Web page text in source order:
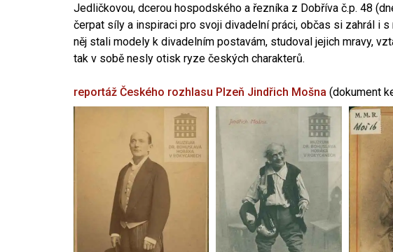
Jedličkovou, dcerou hospodského a řezníka z Dobříva č.p. 48
čerpat síly a inspiraci pro svoji divadelní práci, občas si zahrál i
něj stali modely k divadelním postavám, studoval jejich mravy,
tak v sobě nesly otisk ryze českých charakterů.
reportáž Českého rozhlasu Plzeň Jindřich Mošna (dokument